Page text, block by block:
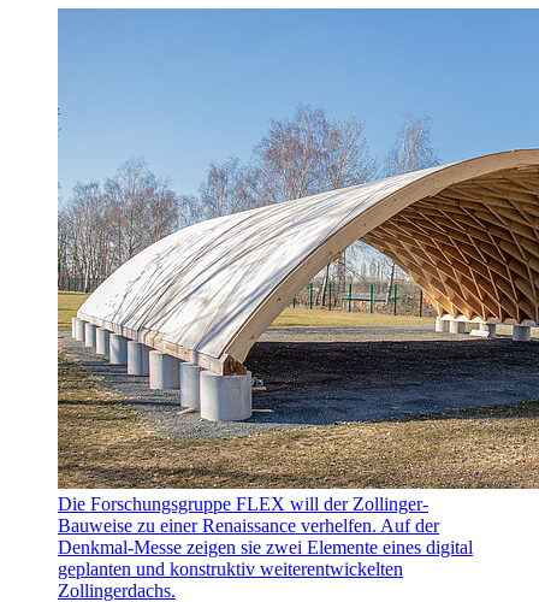
Die Forschungsgruppe FLEX will der Zollinger-
Bauweise zu einer Renaissance verhelfen. Auf der
Denkmal-Messe zeigen sie zwei Elemente eines digital
geplanten und konstruktiv weiterentwickelten
Zollingerdachs.